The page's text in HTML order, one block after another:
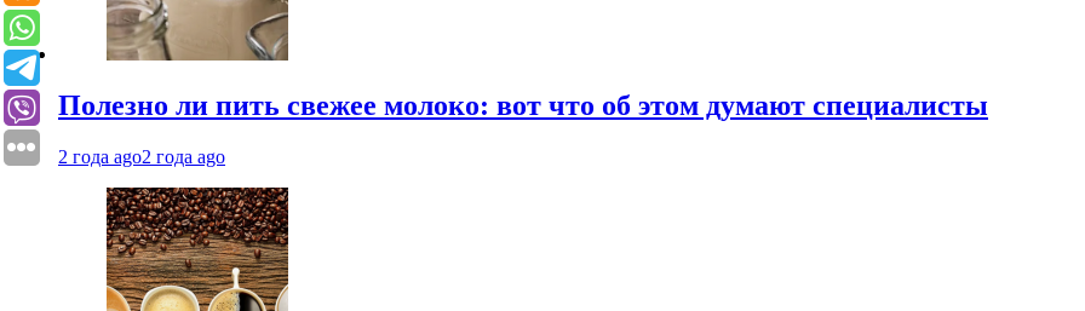
Полезно ли пить свежее молоко: вот что об этом думают специалисты
2 года ago2 года ago